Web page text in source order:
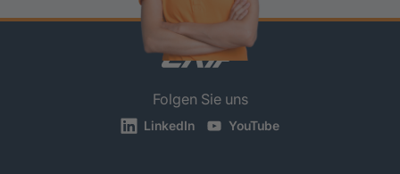
Folgen Sie uns
LinkedIn YouTube